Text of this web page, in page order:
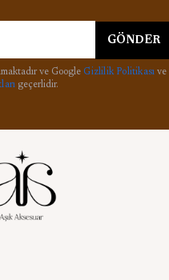
GÖNDER
ve Google Gizlilik Politikasıve
geçerlidir.